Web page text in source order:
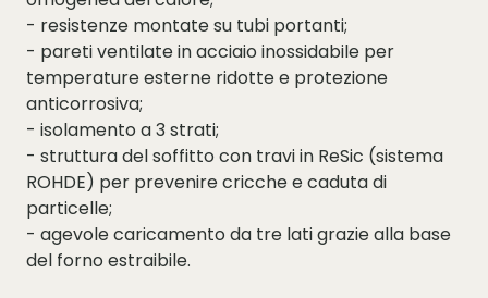
- resistenze montate su tubi portanti;
- pareti ventilate in acciaio inossidabile per
temperature esterne ridotte e protezione
anticorrosiva;
- isolamento a 3 strati;
- struttura del soffitto con travi in ReSic (sistema
ROHDE) per prevenire cricche e caduta di
particelle;
- agevole caricamento da tre lati grazie alla base
del forno estraibile.